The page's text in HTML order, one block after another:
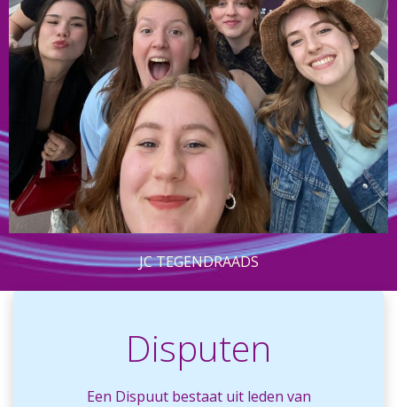
JC TEGENDRAADS
Disputen
Een Dispuut bestaat uit leden van